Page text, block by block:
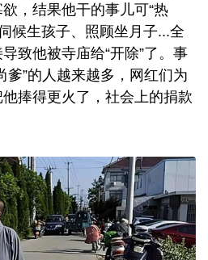
，结果他干的事儿可“热
候生孩子、照顾坐月子...全
致他被寺庙给“开除”了。事
爹”的人越来越多，网红们为
捧得更火了，社会上的捐款